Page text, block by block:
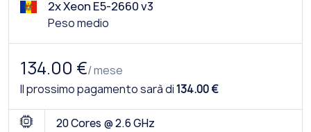
2x Xeon E5-2660 v3
Peso medio
134.00 €/ mese
Il prossimo pagamento sarà di134.00 €
20 Cores @ 2.6 GHz